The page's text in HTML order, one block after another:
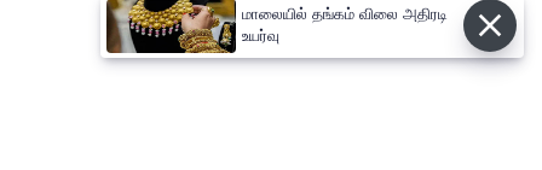
மாலையில் தங்கம் விலை அதிரடி
உயர்வு